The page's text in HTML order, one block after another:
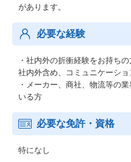
があります。
必要な経験
・社内外の折衝経験をお持ちの
社内外含め、コミュニケーシ
・メーカー、商社、物流等の
いる方
必要な免許・資格
特になし